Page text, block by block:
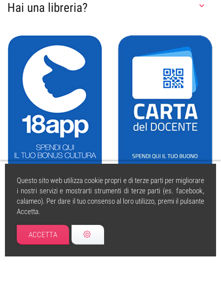
Questo sito web utilizza cookie propri e di terze parti per migliorare
i nostri servizi e mostrarti strumenti di terze parti (es. facebook,
calameo). Per dare il tuo consenso al loro utilizzo, premi il pulsante
Accetta.
ACCETTA
Hai una libreria? 
caissa.it| © 2004 tutti i diritti riservati. | PI 01925350595 | Iscritta al